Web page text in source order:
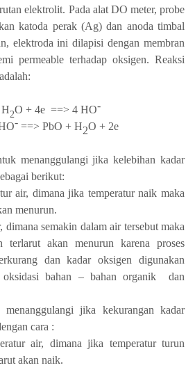
elektrolit. Pada alat DO meter, probe
katoda perak (Ag) dan anoda timbal
elektroda ini dilapisi dengan membran
permeable terhadap oksigen. Reaksi
:
2O + 4e ==> 4 HO-
- ==> PbO + H2O + 2e
menanggulangi jika kelebihan kadar
berikut:
air, dimana jika temperatur naik maka
menurun.
dimana semakin dalam air tersebut maka
terlarut akan menurun karena proses
dan kadar oksigen digunakan
bahan – bahan organik
dan
menanggulangi jika kekurangan kadar
cara :
air, dimana jika temperatur turun
akan naik.